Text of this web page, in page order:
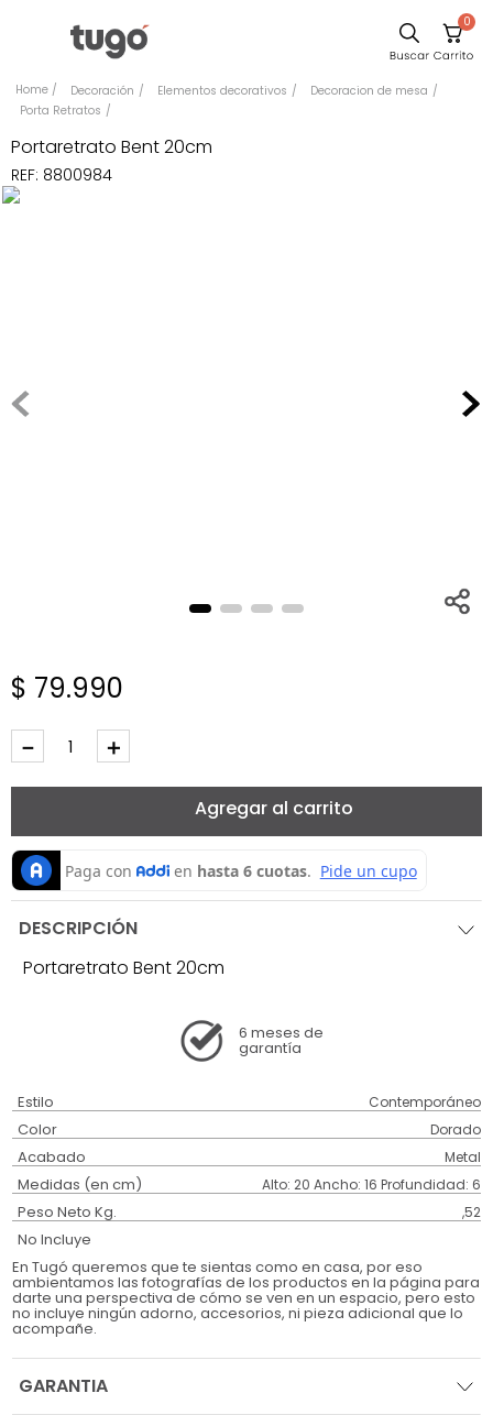
0
Decoración Elementos decorativos
Decoracion de mesa
Porta Retratos
Portaretrato Bent 20cm
REF: 8800984
$ 79.990
＋
－
Agregar al carrito
DESCRIPCIÓN
Portaretrato Bent 20cm
6 meses de
garantía
Estilo Contemporáneo
Color Dorado
Acabado Metal
Medidas (en cm) Alto: 20 Ancho: 16 Profundidad: 6
Peso Neto Kg. ,52
No Incluye
En Tugó queremos que te sientas como en casa, por eso
ambientamos las fotografías de los productos en la página para
darte una perspectiva de cómo se ven en un espacio, pero esto
no incluye ningún adorno, accesorios, ni pieza adicional que lo
acompañe.
GARANTIA
Comedor
Escritorio